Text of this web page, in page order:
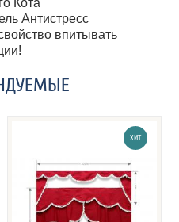
Антистресс
впитывать
ХИТ